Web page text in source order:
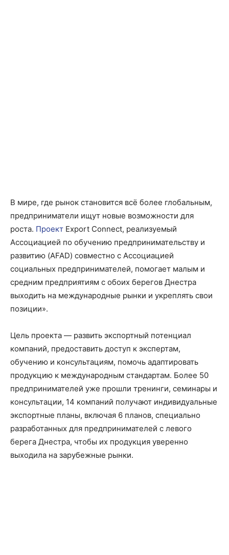
В мире, где рынок становится всё более глобальным,
предприниматели ищут новые возможности для
роста. Проект Export Connect, реализуемый
Ассоциацией по обучению предпринимательству и
развитию (AFAD) совместно с Ассоциацией
социальных предпринимателей, помогает малым и
средним предприятиям с обоих берегов Днестра
выходить на международные рынки и укреплять свои
позиции».
Цель проекта — развить экспортный потенциал
компаний, предоставить доступ к экспертам,
обучению и консультациям, помочь адаптировать
продукцию к международным стандартам. Более 50
предпринимателей уже прошли тренинги, семинары и
консультации, 14 компаний получают индивидуальные
экспортные планы, включая 6 планов, специально
разработанных для предпринимателей с левого
берега Днестра, чтобы их продукция уверенно
выходила на зарубежные рынки.